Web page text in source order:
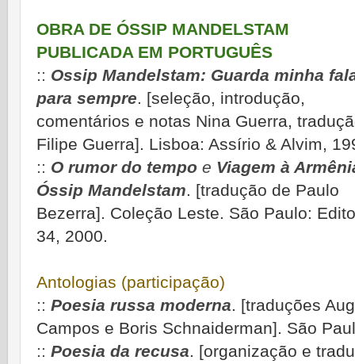
OBRA DE ÓSSIP MANDELSTAM
PUBLICADA EM PORTUGUÊS
:: Ossip Mandelstam: Guarda minha
para sempre. [seleção, introdução,
comentários e notas Nina Guerra,
Filipe Guerra]. Lisboa: Assírio & Alvim,
:: O rumor do tempo e Viagem à
Óssip Mandelstam. [tradução de Paulo
Bezerra]. Coleção Leste. São Paulo:
34, 2000.
Antologias (participação)
:: Poesia russa moderna. [traduções
Campos e Boris Schnaiderman]. São
:: Poesia da recusa. [organização e